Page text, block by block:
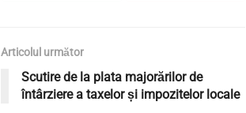
Articolul următor
Scutire de la plata majorărilor de
întârziere a taxelor și impozitelor locale